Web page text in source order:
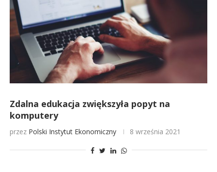
Zdalna edukacja zwiększyła popyt na
komputery
przez Polski Instytut Ekonomiczny 8 września 2021